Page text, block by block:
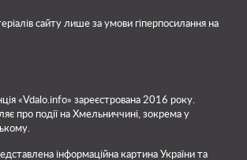
сайту лише за умови гіперпосилання на
«Vdalo.info» зареєстрована 2016 року.
про події на Хмельниччині, зокрема у
інформаційна картина України та